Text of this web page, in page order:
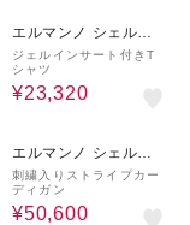
エルマンノ シェルヴ
ィーノ/ペセリコ
ジェルインサート付きT
シャツ
¥23,320
エルマンノ シェルヴ
ィーノ/ペセリコ
刺繍入りストライプカー
ディガン
¥50,600